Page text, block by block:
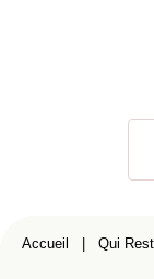
Fil
Accueil Qui